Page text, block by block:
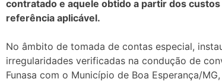
contratado e aquele obtido a partir dos
referência aplicável.
No âmbito de tomada de contas especial,
irregularidades verificadas na condução de
Funasa com o Município de Boa Esperança/